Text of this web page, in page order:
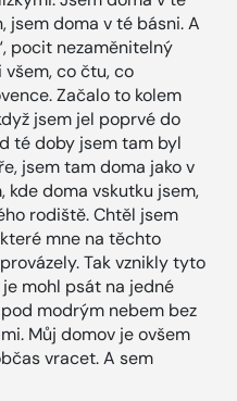
jsem doma v té básni. A
pocit nezaměnitelný
co čtu, co
Začalo to kolem
jsem jel poprvé do
té doby jsem tam byl
jsem tam doma jako v
kde doma vskutku jsem,
rodiště. Chtěl jsem
mne na těchto
Tak vznikly tyto
mohl psát na jedné
modrým nebem bez
Můj domov je ovšem
vracet. A sem